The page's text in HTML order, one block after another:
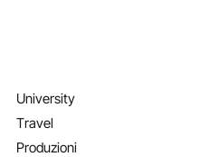
University
Travel
Produzioni